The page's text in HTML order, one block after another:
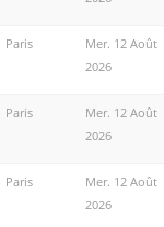
Paris
Mer. 12 Août
2026
Paris
Mer. 12 Août
2026
Paris
Mer. 12 Août
2026